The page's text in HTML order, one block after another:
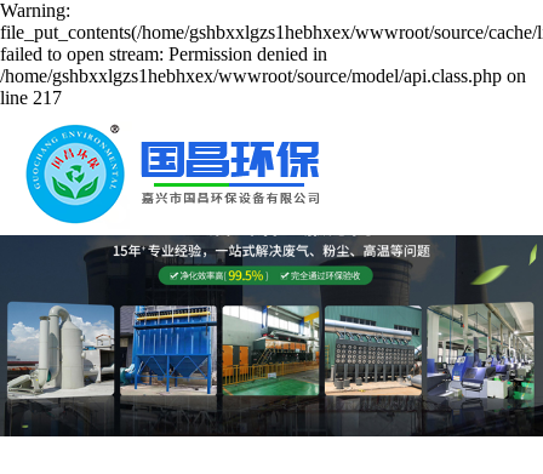
Warning:
file_put_contents(/home/gshbxxlgzs1hebhxex/wwwroot/source/cache/
failed to open stream: Permission denied in
/home/gshbxxlgzs1hebhxex/wwwroot/source/model/api.class.php on
line 217